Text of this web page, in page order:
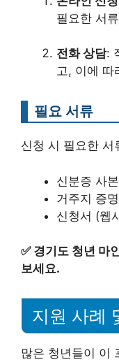
필요한 서
전화 상담:
고, 이에 따
필요 서류
신청 시 필요한 서
신분증 사본
거주지 증
신청서 (웹
✅ 경기도 청년 마
보세요.
지원 사례
많은 청년들이 이